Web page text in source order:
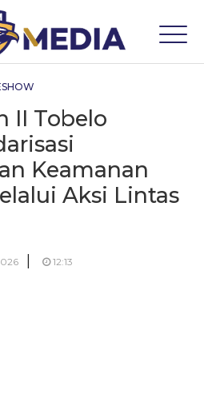
II Tobelo
Keamanan
Aksi Lintas
| 12:13